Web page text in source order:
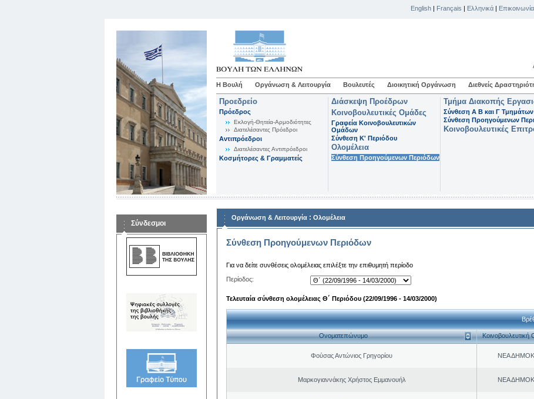
English | Français | Ελληνικά | Επικοινωνία
Η Βουλή Οργάνωση & Λειτουργία Βουλευτές Διοικητική Οργάνωση Διεθνείς
Προεδρείο
Πρόεδρος
Εκλογή-Θητεία-Αρμοδιότητες
Διατελέσαντες Πρόεδροι
Αντιπρόεδροι
Διατελέσαντες Αντιπρόεδροι
Κοσμήτορες & Γραμματείς
Διάσκεψη Προέδρων
Κοινοβουλευτικές Ομάδες
Γραφεία Κοινοβουλευτικών
Ομάδων
Σύνθεση K' Περιόδου
Ολομέλεια
Σύνθεση Προηγούμενων Περιόδων
Τμήμα Διακοπής
Σύνθεση Α Β και Γ Τμημάτων
Σύνθεση Προηγούμενων
Κοινοβουλευτικές
Σύνδεσμοι
Οργάνωση & Λειτουργία : Ολομέλεια
Σύνθεση Προηγούμενων Περιόδων
Για να δείτε συνθέσεις ολομέλειας επιλέξτε την επιθυμητή περίοδο
Περίοδος:
Τελευταία σύνθεση ολομέλειας Θ΄ Περιόδου (22/09/1996 - 14/03/2000)
Ονοματεπώνυμο Κοινοβουλευτική
Φούσας Αντώνιος Γρηγορίου ΝΕΑ
Μαρκογιαννάκης Χρήστος Εμμανουήλ ΝΕΑ